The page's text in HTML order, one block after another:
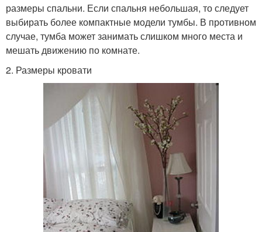
размеры спальни. Если спальня небольшая, то следует
выбирать более компактные модели тумбы. В противном
случае, тумба может занимать слишком много места и
мешать движению по комнате.
2. Размеры кровати